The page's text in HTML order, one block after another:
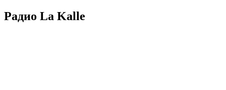
Радио La Kalle